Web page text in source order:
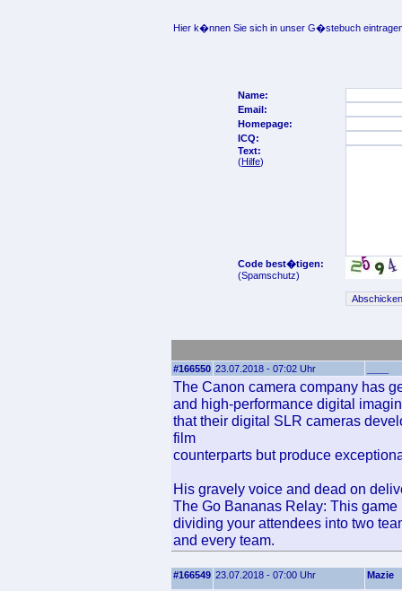
Hier k�nnen Sie sich in unser G�stebuch
Name:
Email:
Homepage:
ICQ:
Text:
(Hilfe)
Code best�tigen:
(Spamschutz)
#166550 23.07.2018 - 07:02 Uhr
The Canon camera company has
and high-performance digital
that their digital SLR cameras
film
counterparts but produce
His gravely voice and dead on
The Go Bananas Relay: This game
dividing your attendees into two
and every team.
#166549 23.07.2018 - 07:00 Uhr Mazie